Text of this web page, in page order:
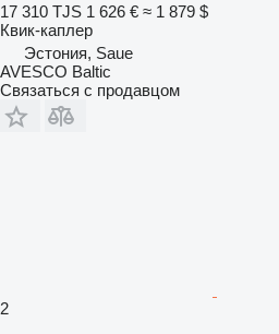
17 310 TJS 1 626 € ≈ 1 879 $
Квик-каплер
Эстония, Saue
AVESCO Baltic
Связаться с продавцом
2